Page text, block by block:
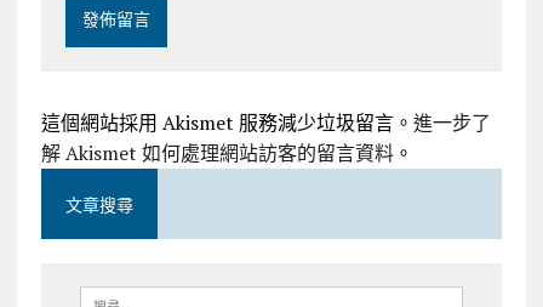
這個網站採用 Akismet 服務減少垃圾留言。 進一步了
解 Akismet 如何處理網站訪客的留言資料。
文章搜尋